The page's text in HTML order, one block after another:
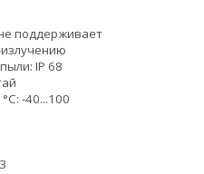
поддерживает
IP 68
-40...100